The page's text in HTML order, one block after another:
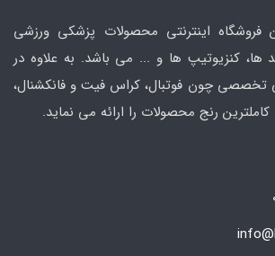
فروشگاه اینترنتی محصولات پزشکی ورزشی
ها، کنزیوتیپ ها و ... می باشد. به علاوه در
تخصصی چون فوتبال، کراس فیت و فانکشنال،
کاملترین رنج محصولات را ارائه می نماید.